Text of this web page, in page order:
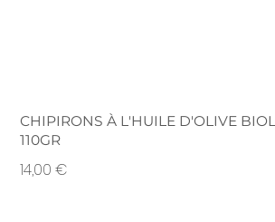
CHIPIRONS À L'HUILE D'OLIVE
110GR
Prix
14,00 €